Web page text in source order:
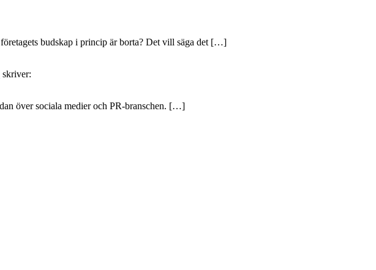
budskap i princip är borta? Det vill säga det […]
skriver:
över sociala medier och PR-branschen. […]